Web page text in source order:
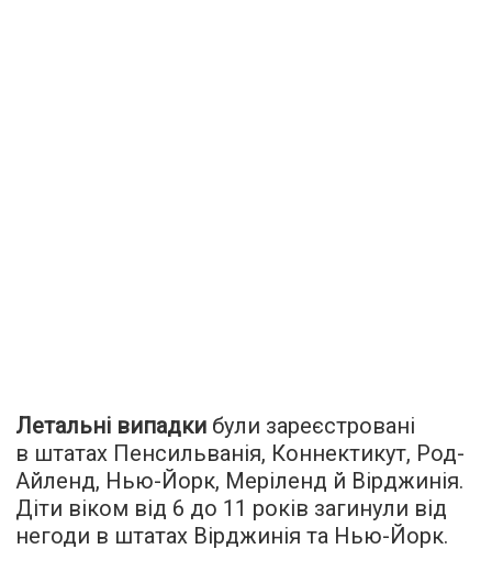
Летальні випадки були зареєстровані
в штатах Пенсильванія, Коннектикут, Род-
Айленд, Нью-Йорк, Меріленд й Вірджинія.
Діти віком від 6 до 11 років загинули від
негоди в штатах Вірджинія та Нью-Йорк.